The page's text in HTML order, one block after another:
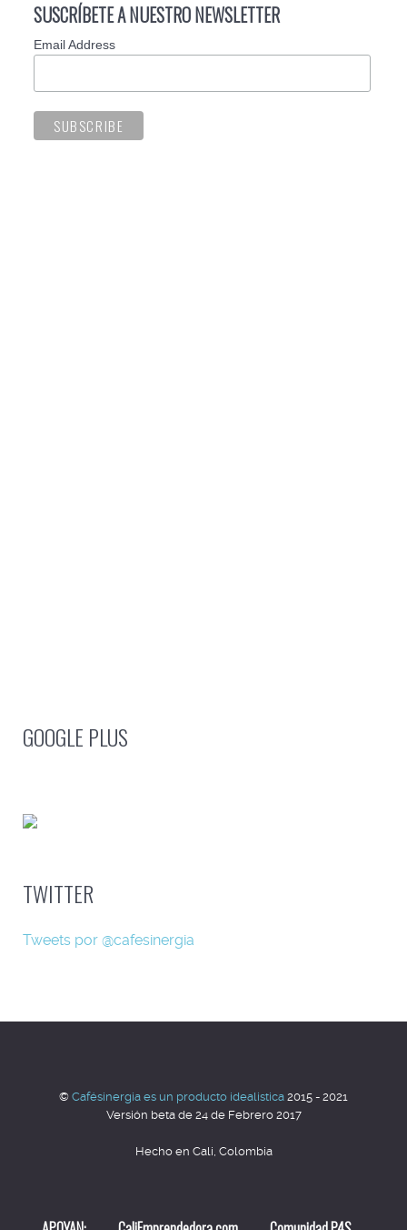
SUSCRÍBETE A NUESTRO NEWSLETTER
Email Address
GOOGLE PLUS
TWITTER
Tweets por @cafesinergia
© Cafésinergia es un producto idealistica 2015 - 2021
Versión beta de 24 de Febrero 2017
Hecho en Cali, Colombia